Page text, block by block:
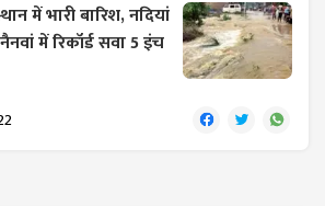
में भारी बारिश, नदियां
में रिकॉर्ड सवा 5 इंच